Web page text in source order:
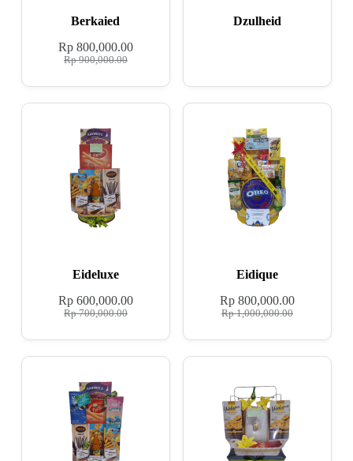
Berkaied
Rp900,000.00
Rp800,000.00
Dzulheid
Eideluxe
Rp700,000.00
Rp600,000.00
Eidique
Rp1,000,000.00
Rp 800,000.00